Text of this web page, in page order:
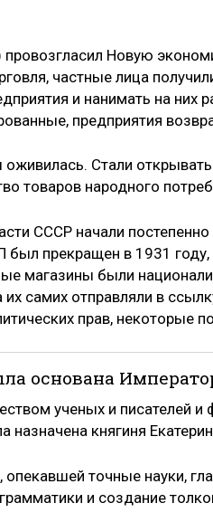
Новую
частные лица
и нанимать на них
предприятия
Стали
товаров народного
СССР начали
был прекращен в 1931
магазины были
самих отправляли в
прав, некоторые
основана
ученых и писателей и
назначена княгиня
опекавшей точные науки,
и создание